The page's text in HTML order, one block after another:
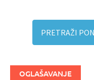
PRETRAŽI
OGLAŠAVANJE